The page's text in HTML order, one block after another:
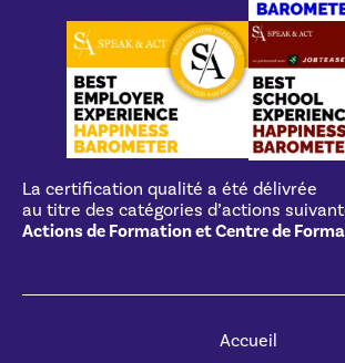
La certification qualité a été délivrée
au titre des catégories d’actions
Actions de Formation et Centre de
Accueil